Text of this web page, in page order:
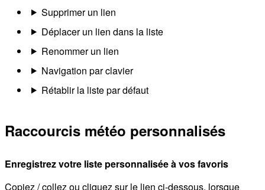
Supprimer un lien
Déplacer un lien dans la liste
Renommer un lien
Navigation par clavier
Rétablir la liste par défaut
Raccourcis météo personnalisés
Enregistrez votre liste personnalisée à vos favoris
Copiez / collez ou cliquez sur le lien ci-dessous, lorsque